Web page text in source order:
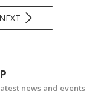
NEXT
news and events